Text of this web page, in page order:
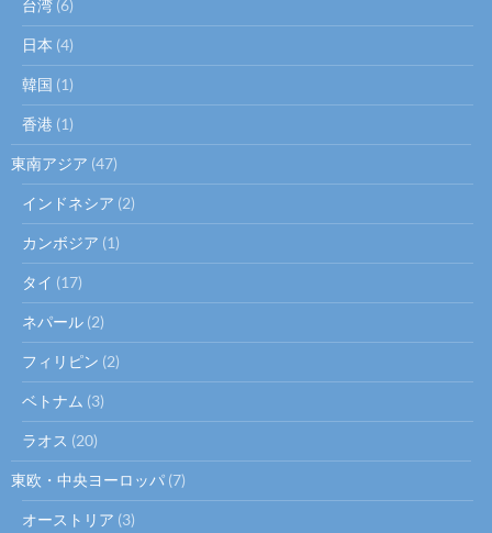
台湾 (6)
日本 (4)
韓国 (1)
香港 (1)
東南アジア (47)
インドネシア (2)
カンボジア (1)
タイ (17)
ネパール (2)
フィリピン (2)
ベトナム (3)
ラオス (20)
東欧・中央ヨーロッパ (7)
オーストリア (3)